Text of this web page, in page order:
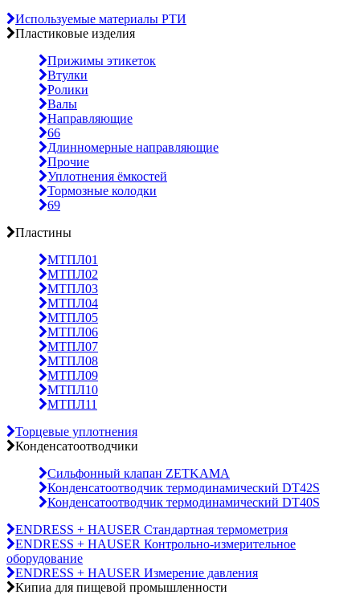
Используемые материалы РТИ
Пластиковые изделия
Прижимы этикеток
Втулки
Ролики
Валы
Направляющие
66
Длинномерные направляющие
Прочие
Уплотнения ёмкостей
Тормозные колодки
69
Пластины
МТПЛ01
МТПЛ02
МТПЛ03
МТПЛ04
МТПЛ05
МТПЛ06
МТПЛ07
МТПЛ08
МТПЛ09
МТПЛ10
МТПЛ11
Торцевые уплотнения
Конденсатоотводчики
Сильфонный клапан ZETKAMA
Конденсатоотводчик термодинамический DT42S
Конденсатоотводчик термодинамический DT40S
ENDRESS + HAUSER Стандартная термометрия
ENDRESS + HAUSER Контрольно-измерительное
оборудование
ENDRESS + HAUSER Измерение давления
Кипиа для пищевой промышленности